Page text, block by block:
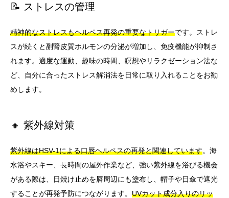
📝 ストレスの管理
精神的なストレスもヘルペス再発の重要なトリガーです。ストレ
スが続くと副腎皮質ホルモンの分泌が増加し、免疫機能が抑制さ
れます。適度な運動、趣味の時間、瞑想やリラクゼーション法な
ど、自分に合ったストレス解消法を日常に取り入れることをお勧
めします。
🔸 紫外線対策
紫外線はHSV-1による口唇ヘルペスの再発と関連しています。海
水浴やスキー、長時間の屋外作業など、強い紫外線を浴びる機会
がある際は、日焼け止めを唇周辺にも塗布し、帽子や日傘で遮光
することが再発予防につながります。 UVカット成分入りのリッ